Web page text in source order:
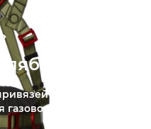
для
хозяйства